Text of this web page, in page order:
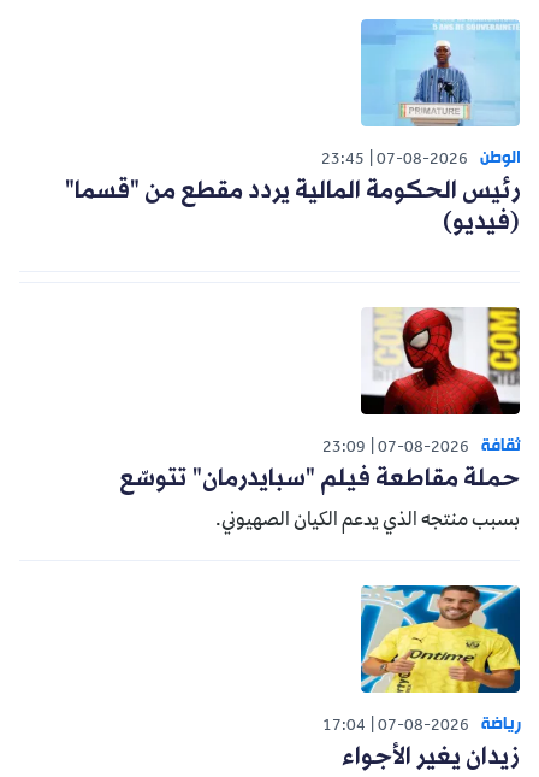
الوطن 07-08-2026
23:45
رئيس الحكومة المالية يردد مقطع من "قسما"
(فيديو)
ثقافة 07-08-2026
23:09
حملة مقاطعة فيلم "سبايدرمان" تتوسّع
بسبب منتجه الذي يدعم الكيان الصهيوني.
رياضة 07-08-2026
17:04
زيدان يغير الأجواء